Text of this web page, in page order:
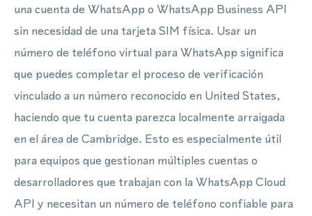
una cuenta de WhatsApp o WhatsApp Business API
sin necesidad de una tarjeta SIM física. Usar un
número de teléfono virtual para WhatsApp significa
que puedes completar el proceso de verificación
vinculado a un número reconocido en United States,
haciendo que tu cuenta parezca localmente arraigada
en el área de Cambridge. Esto es especialmente útil
para equipos que gestionan múltiples cuentas o
desarrolladores que trabajan con la WhatsApp Cloud
API y necesitan un número de teléfono confiable para